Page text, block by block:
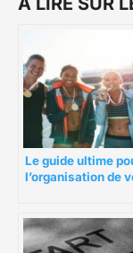
Le guide ultime
l’organisation de